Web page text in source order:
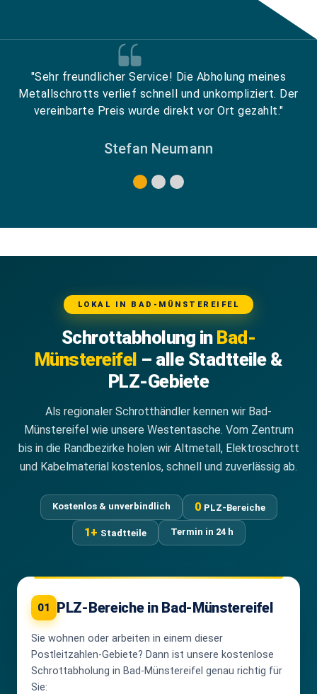
"Sehr freundlicher Service! Die Abholung meines
Metallschrotts verlief schnell und unkompliziert. Der
vereinbarte Preis wurde direkt vor Ort gezahlt."
Stefan Neumann
LOKAL IN BAD-MÜNSTEREIFEL
Schrottabholung in Bad-
Münstereifel – alle Stadtteile &
PLZ-Gebiete
Als regionaler Schrotthändler kennen wir Bad-
Münstereifel wie unsere Westentasche. Vom Zentrum
bis in die Randbezirke holen wir Altmetall, Elektroschrott
und Kabelmaterial kostenlos, schnell und zuverlässig ab.
Kostenlos & unverbindlich 0 PLZ-Bereiche
1+ Stadtteile Termin in 24 h
01 PLZ-Bereiche in Bad-Münstereifel
Sie wohnen oder arbeiten in einem dieser
Postleitzahlen-Gebiete? Dann ist unsere kostenlose
Schrottabholung in Bad-Münstereifel genau richtig für
Sie: